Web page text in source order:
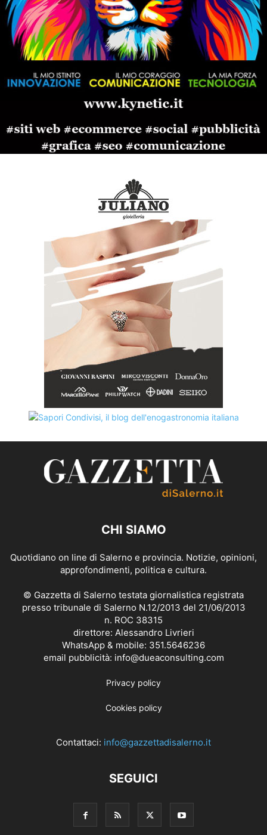
CHI SIAMO
Quotidiano on line di Salerno e provincia. Notizie, opinioni,
approfondimenti, politica e cultura.
© Gazzetta di Salerno testata giornalistica registrata
presso tribunale di Salerno N.12/2013 del 21/06/2013
n. ROC 38315
direttore: Alessandro Livrieri
WhatsApp & mobile: 351.5646236
email pubblicità: info@dueaconsulting.com
Privacy policy
Cookies policy
Contattaci: info@gazzettadisalerno.it
SEGUICI